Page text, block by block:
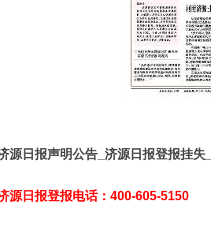
源日报声明公告_济源日报登报挂失
源日报登报电话：400-605-5150